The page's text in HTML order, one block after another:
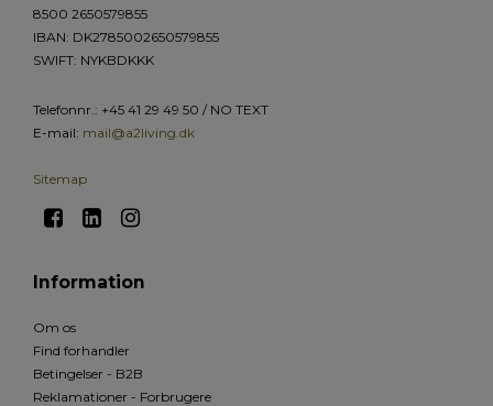
8500 2650579855
IBAN: DK2785002650579855
SWIFT: NYKBDKKK
Telefonnr.: +45 41 29 49 50 / NO TEXT
E-mail: mail@a2living.dk
Sitemap
Information
Om os
Find forhandler
Betingelser - B2B
Reklamationer - Forbrugere